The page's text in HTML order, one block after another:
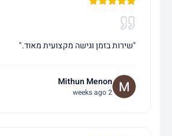
"שירות בזמן וגישה מקצועית מאוד."
Mithun Menon
2 weeks ago